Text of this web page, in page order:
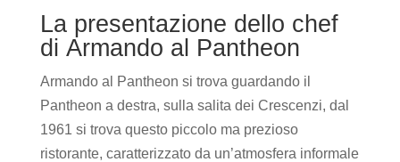
La presentazione dello chef
di Armando al Pantheon
Armando al Pantheon si trova guardando il
Pantheon a destra, sulla salita dei Crescenzi, dal
1961 si trova questo piccolo ma prezioso
ristorante, caratterizzato da un’atmosfera informale